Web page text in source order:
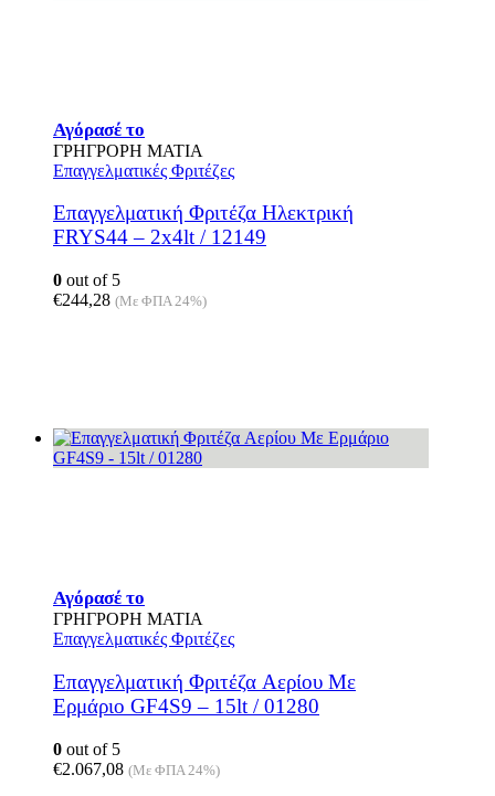
Αγόρασέ το
ΓΡΗΓΡΟΡΗ ΜΑΤΙΑ
Επαγγελματικές Φριτέζες
Επαγγελματική Φριτέζα Ηλεκτρική
FRYS44 – 2x4lt / 12149
0 out of 5
€244,28 (Με ΦΠΑ 24%)
Αγόρασέ το
ΓΡΗΓΡΟΡΗ ΜΑΤΙΑ
Επαγγελματικές Φριτέζες
Επαγγελματική Φριτέζα Aερίου Με
Ερμάριο GF4S9 – 15lt / 01280
0 out of 5
€2.067,08 (Με ΦΠΑ 24%)